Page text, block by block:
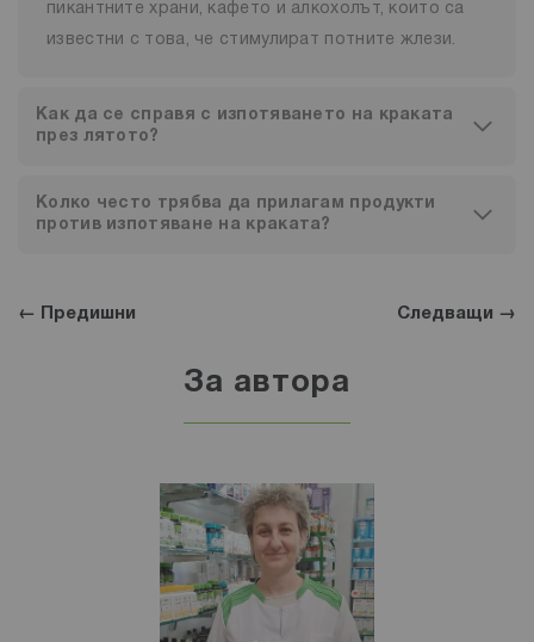
пикантните храни, кафето и алкохолът, които са
известни с това, че стимулират потните жлези.
Как да се справя с изпотяването на краката
през лятото?
Колко често трябва да прилагам продукти
против изпотяване на краката?
← Предишни Следващи →
За автора